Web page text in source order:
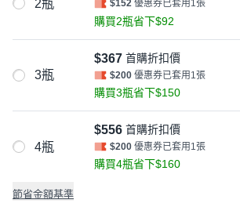
2瓶 $152 優惠券已套用1張
購買2瓶省下$92
3瓶
$367 首購折扣價
$200 優惠券已套用1張
購買3瓶省下$150
4瓶
$556 首購折扣價
$200 優惠券已套用1張
購買4瓶省下$160
節省金額基準